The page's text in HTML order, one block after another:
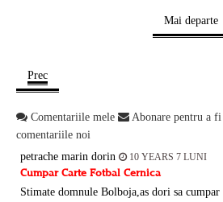
Mai departe
Prec
Comentariile mele
Abonare pentru a
comentariile noi
petrache marin dorin
10 YEARS 7 LUNI
Cumpar Carte Fotbal Cernica
Stimate domnule Bolboja,as dori sa cumpar